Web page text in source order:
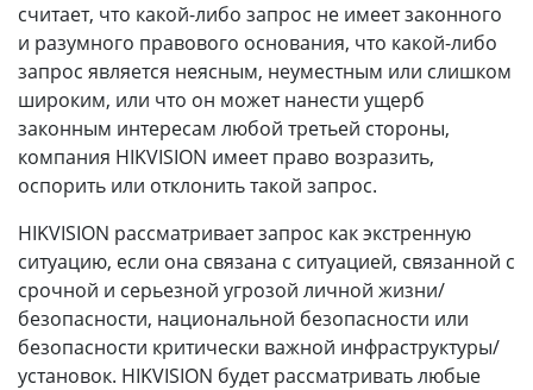
считает, что какой-либо запрос не имеет законного
и разумного правового основания, что какой-либо
запрос является неясным, неуместным или слишком
широким, или что он может нанести ущерб
законным интересам любой третьей стороны,
компания HIKVISION имеет право возразить,
оспорить или отклонить такой запрос.
HIKVISION рассматривает запрос как экстренную
ситуацию, если она связана с ситуацией, связанной с
срочной и серьезной угрозой личной жизни/
безопасности, национальной безопасности или
безопасности критически важной инфраструктуры/
установок. HIKVISION будет рассматривать любые